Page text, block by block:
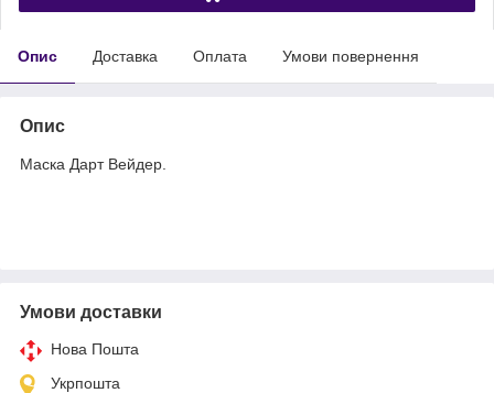
Опис Доставка Оплата Умови повернення
Опис
Маска Дарт Вейдер.
Умови доставки
Нова Пошта
Укрпошта